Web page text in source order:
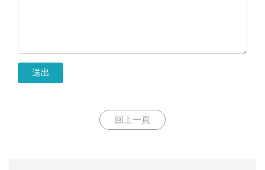
送出
回上一頁